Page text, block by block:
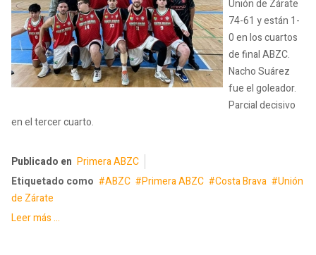
Unión de Zárate
74-61 y están 1-
0 en los cuartos
de final ABZC.
Nacho Suárez
fue el goleador.
Parcial decisivo
en el tercer cuarto.
Publicado en Primera ABZC
Etiquetado como
ABZC Primera ABZC Costa Brava
Unión
de Zárate
Leer más ...